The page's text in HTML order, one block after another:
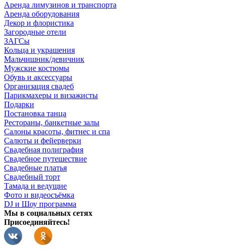
Аренда лимузинов и транспорта
Аренда оборудования
Декор и флористика
Загородные отели
ЗАГСы
Кольца и украшения
Мальчишник/девичник
Мужские костюмы
Обувь и аксессуары
Организация свадеб
Парикмахеры и визажисты
Подарки
Постановка танца
Рестораны, банкетные залы
Салоны красоты, фитнес и спа
Салюты и фейерверки
Свадебная полиграфия
Свадебное путешествие
Свадебные платья
Свадебный торт
Тамада и ведущие
Фото и видеосъёмка
DJ и Шоу программа
Мы в социальных сетях
Присоединяйтесь!